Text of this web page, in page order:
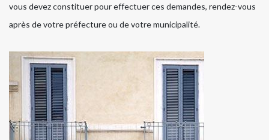
vous devez constituer pour effectuer ces demandes, rendez-vous
après de votre préfecture ou de votre municipalité.